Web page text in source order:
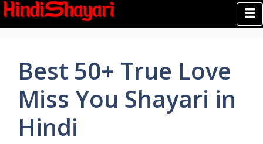
Best 50+ True Love
Miss You Shayari in
Hindi